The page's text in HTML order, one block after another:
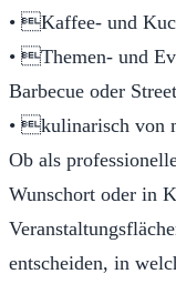
• Kaffee- und
• Themen- und
Barbecue oder
• kulinarisch von
Ob als
Wunschort oder in
entscheiden, in